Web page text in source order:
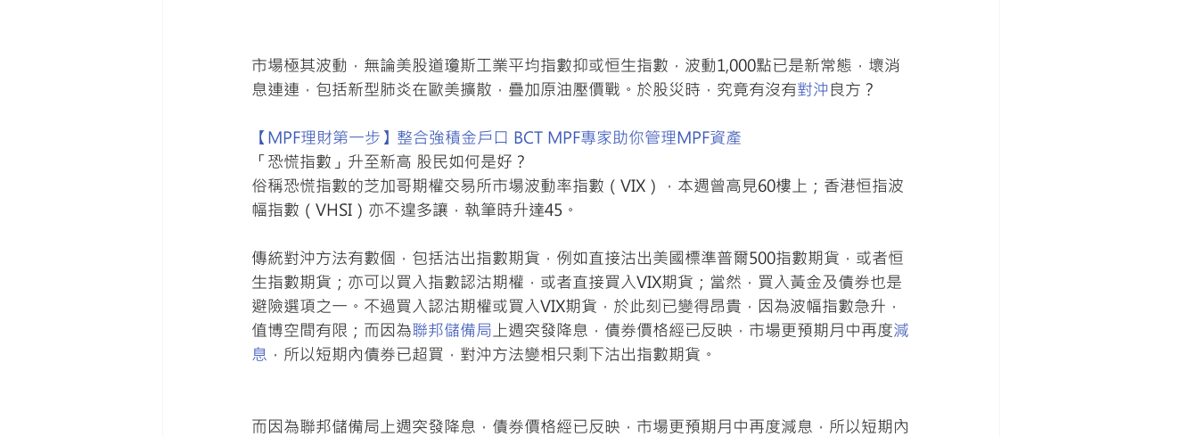
市場極其波動，無論美股道瓊斯工業平均指數抑或恒生指數，波動1,000點已是新常態，壞消
息連連，包括新型肺炎在歐美擴散，疊加原油壓價戰。於股災時，究竟有沒有對沖良方？
【MPF理財第一步】整合強積金戶口 BCT MPF專家助你管理MPF資產
「恐慌指數」升至新高 股民如何是好？
俗稱恐慌指數的芝加哥期權交易所市場波動率指數（VIX），本週曾高見60樓上；香港恒指波
幅指數（VHSI）亦不遑多讓，執筆時升達45。
傳統對沖方法有數個，包括沽出指數期貨，例如直接沽出美國標準普爾500指數期貨，或者恒
生指數期貨；亦可以買入指數認沽期權，或者直接買入VIX期貨；當然，買入黃金及債券也是
避險選項之一。不過買入認沽期權或買入VIX期貨，於此刻已變得昂貴，因為波幅指數急升，
值博空間有限；而因為聯邦儲備局上週突發降息，債券價格經已反映，市場更預期月中再度減
息 ，所以短期內債券已超買，對沖方法變相只剩下沽出指數期貨。
而因為聯邦儲備局上週突發降息，債券價格經已反映，市場更預期月中再度減息，所以短期內